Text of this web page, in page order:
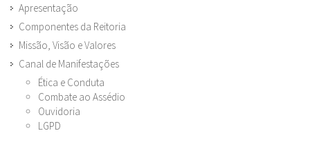
Apresentação
Componentes da Reitoria
Missão, Visão e Valores
Canal de Manifestações
Ética e Conduta
Combate ao Assédio
Ouvidoria
LGPD